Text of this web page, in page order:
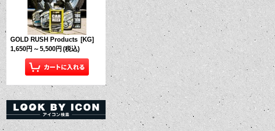
GOLD RUSH Products [KG]
1,650円 ～ 5,500円 (税込)